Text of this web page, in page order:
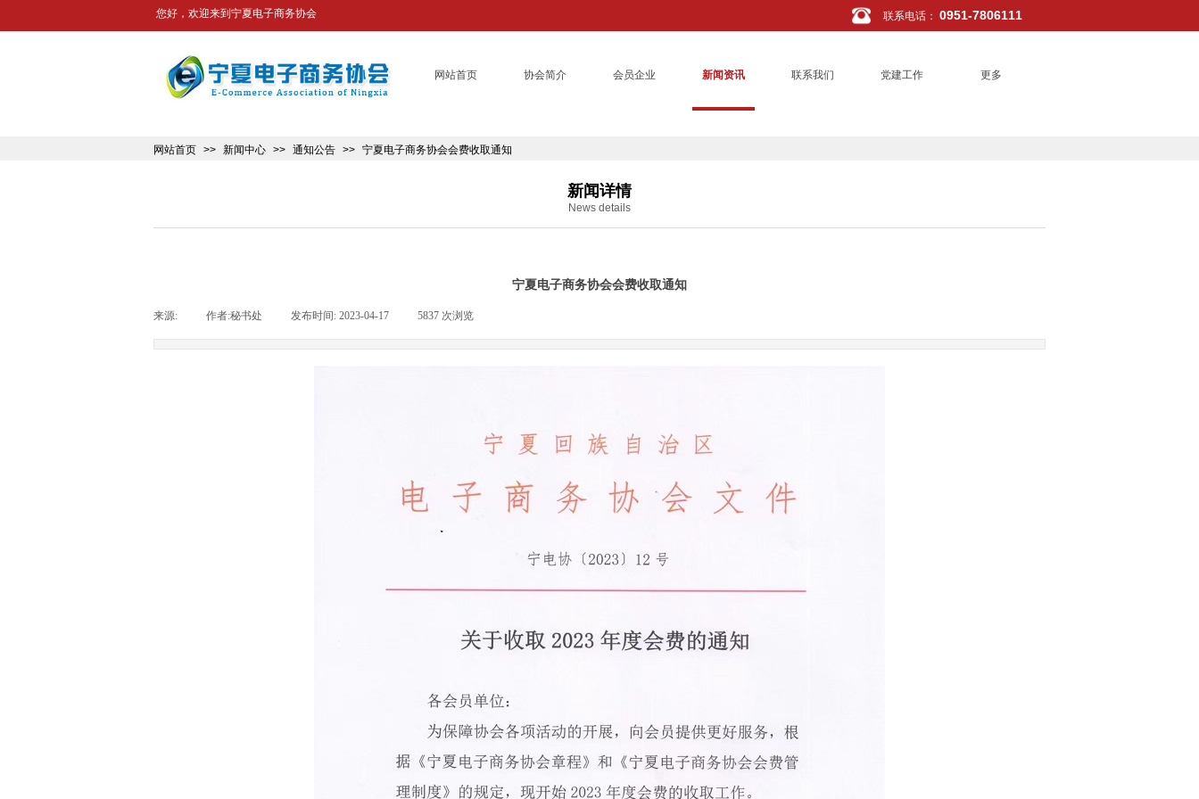
您好，欢迎来到宁夏电子商务协会 联系电话 ： 0951-7806111
网站首页 协会简介 会员企业 新闻资讯 联系我们 党建工作 更多
网站首页 >> 新闻中心 >> 通知公告 >> 宁夏电子商务协会会费收取通知
新闻详情
News details
宁夏电子商务协会会费收取通知
来源: 作者:秘书处 发布时间: 2023-04-17 5837 次浏览